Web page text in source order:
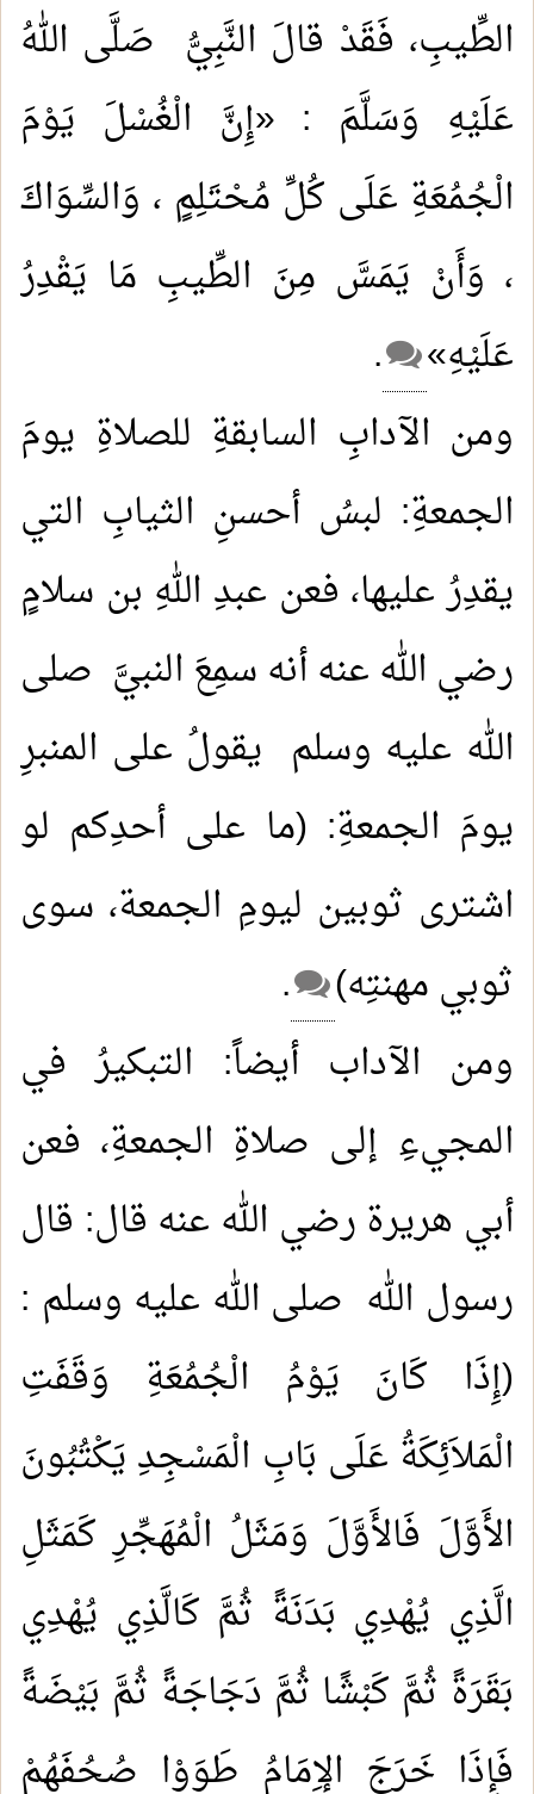
الطِّيبِ، فَقَدْ قالَ النَّبِيُّ صَلَّى اللهُ
عَلَيْهِ وَسَلَّمَ : «إِنَّ الْغُسْلَ يَوْمَ
الْجُمُعَةِ عَلَى كُلِّ مُحْتَلِمٍ ، وَالسِّوَاكَ
، وَأَنْ يَمَسَّ مِنَ الطِّيبِ مَا يَقْدِرُ
عَلَيْهِ»
.
ومن الآدابِ السابقةِ للصلاةِ يومَ
الجمعةِ: لبسُ أحسنِ الثيابِ التي
يقدِرُ عليها، فعن عبدِ اللهِ بن سلامٍ
رضي الله عنه أنه سمِعَ النبيَّ صلى
الله عليه وسلم يقولُ على المنبرِ
يومَ الجمعةِ: (ما على أحدِكم لو
اشترى ثوبين ليومِ الجمعة، سوى
ثوبي مهنتِه)
.
ومن الآداب أيضاً: التبكيرُ في
المجيءِ إلى صلاةِ الجمعةِ، فعن
أبي هريرة رضي الله عنه قال: قال
رسول الله صلى الله عليه وسلم :
(إِذَا كَانَ يَوْمُ الْجُمُعَةِ وَقَفَتِ
الْمَلاَئِكَةُ عَلَى بَابِ الْمَسْجِدِ يَكْتُبُونَ
الأَوَّلَ فَالأَوَّلَ وَمَثَلُ الْمُهَجِّرِ كَمَثَلِ
الَّذِي يُهْدِي بَدَنَةً ثُمَّ كَالَّذِي يُهْدِي
بَقَرَةً ثُمَّ كَبْشًا ثُمَّ دَجَاجَةً ثُمَّ بَيْضَةً
فَإِذَا خَرَجَ الإِمَامُ طَوَوْا صُحُفَهُمْ